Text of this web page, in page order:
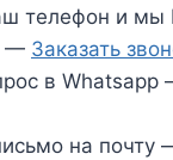
телефон и мы
— Заказать
в Whatsapp
на почту